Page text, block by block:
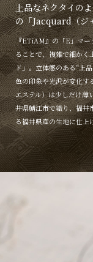
上品なネクタイの
の「Jacquard（ジ
『ETiAM』の「E」マー
ることで、複雑で細かく
ド」。立体感のある“上
色の印象や光沢が変化す
エステル）は少しだけ薄
井県鯖江市で織り、福井
る福井県産の生地に仕上